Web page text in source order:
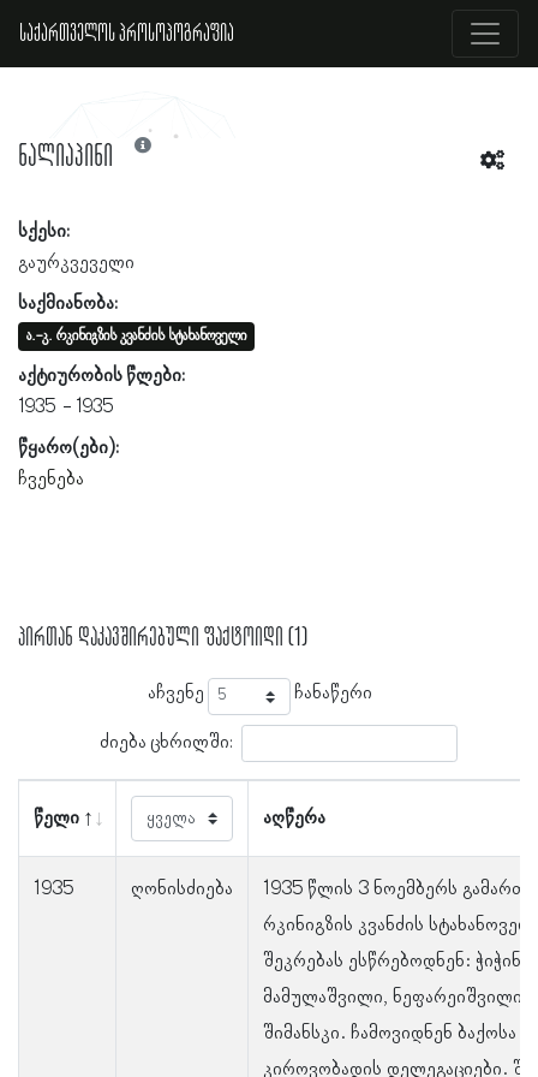
საქართველოს პროსოპოგრაფია
ნალიაპინი
სქესი:
გაურკვეველი
საქმიანობა:
ა.-კ. რკინიგზის კვანძის სტახანოველი
აქტიურობის წლები:
1935
1935
წყარო(ები):
ჩვენება
პირთან დაკავშირებული ფაქტოიდი (1)
აჩვენე ჩანაწერი
ძიება ცხრილში:
წელი აღწერა
1935 ღონისძიება
1935 წლის 3 ნოემბერს
რკინიგზის კვანძის
შეკრებას ესწრებოდნენ:
მამულაშვილი, ნეფარეიშვილი,
შიმანსკი. ჩამოვიდნენ ბაქოსა
კიროვობადის დელეგაციები.